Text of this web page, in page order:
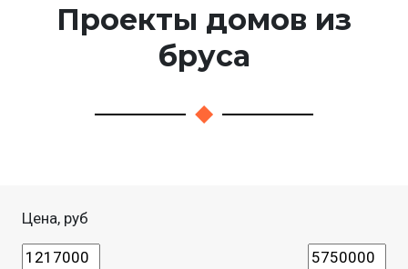
Проекты домов из
бруса
Цена, руб